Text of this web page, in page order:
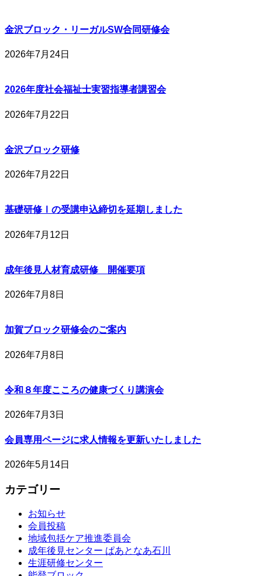
金沢ブロック・リーガルSW合同研修会
2026年7月24日
2026年度社会福祉士実習指導者講習会
2026年7月22日
金沢ブロック研修
2026年7月22日
基礎研修Ⅰの受講申込締切を延期しました
2026年7月12日
成年後見人材育成研修 開催要項
2026年7月8日
加賀ブロック研修会のご案内
2026年7月8日
令和８年度こころの健康づくり講演会
2026年7月3日
会員専用ページに求人情報を更新いたしました
2026年5月14日
カテゴリー
お知らせ
会員投稿
地域包括ケア推進委員会
成年後見センター ぱあとなあ石川
生涯研修センター